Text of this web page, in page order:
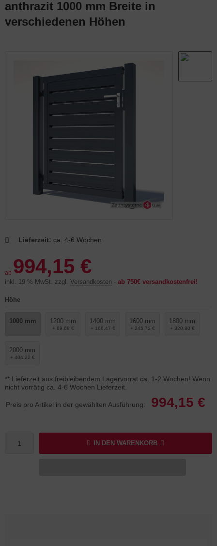
anthrazit 1000 mm Breite in
verschiedenen Höhen
Lieferzeit: ca. 4-6 Wochen
ab 994,15 €
inkl. 19 % MwSt. zzgl. Versandkosten - ab 750€ versandkostenfrei!
Höhe
1000 mm 1200 mm
+ 69,68 €
1400 mm
+ 166,47 €
1600 mm
+ 245,72 €
1800 mm
+ 320,80 €
2000 mm
+ 404,22 €
** Lieferzeit aus freibleibendem Lagervorrat ca. 1-2 Wochen! Wenn
nicht vorrätig ca. 4-6 Wochen Lieferzeit.
Preis pro Artikel in der gewählten Ausführung: 994,15 €
IN DEN WARENKORB
Komplett-Zaunsets
für Tore